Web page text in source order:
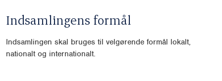
Indsamlingens formål
Indsamlingen skal bruges til velgørende formål lokalt,
nationalt og internationalt.